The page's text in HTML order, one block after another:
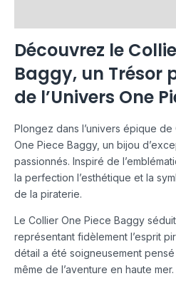
Découvrez le
Baggy, un Trésor
de l’Univers One
Plongez dans l’univers épique
One Piece Baggy, un bijou
passionnés. Inspiré de
la perfection l’esthétique et la
de la piraterie.
Le Collier One Piece Baggy
représentant fidèlement l’esprit
détail a été soigneusement
même de l’aventure en haute mer.